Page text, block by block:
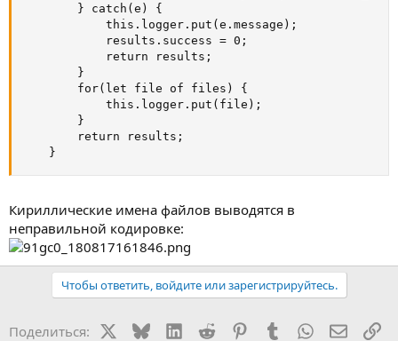
        } catch(e) {
            this.logger.put(e.message);
            results.success = 0;
            return results;
        }
        for(let file of files) {
            this.logger.put(file);
        }
        return results;
    }
Кириллические имена файлов выводятся в
неправильной кодировке:
Чтобы ответить, войдите или зарегистрируйтесь.
Поделиться: BlueskyLinkedIn
Reddit PinterestTumblr WhatsApp